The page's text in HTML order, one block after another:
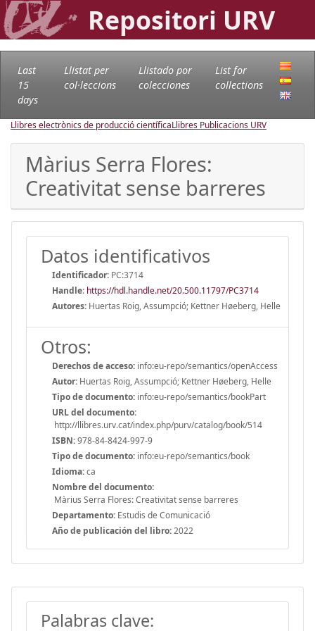
Repositori URV
Last
15
days
Llistat per
col·leccions
Llistado por
colecciones
List for
collections
Llibres electrònics de producció científicaLlibres Publicacions URV
Màrius Serra Flores:
Creativitat sense barreres
Datos identificativos
Identificador: PC:3714
Handle: https://hdl.handle.net/20.500.11797/PC3714
Autores: Huertas Roig, Assumpció; Kettner Høeberg, Helle
Otros:
Derechos de acceso: info:eu-repo/semantics/openAccess
Autor: Huertas Roig, Assumpció; Kettner Høeberg, Helle
Tipo de documento: info:eu-repo/semantics/bookPart
URL del documento:
http://llibres.urv.cat/index.php/purv/catalog/book/514
ISBN:978-84-8424-997-9
Tipo de documento: info:eu-repo/semantics/book
Idioma:ca
Nombre del documento:
Màrius Serra Flores: Creativitat sense barreres
Departamento: Estudis de Comunicació
Año de publicación del libro:2022
Palabras clave: